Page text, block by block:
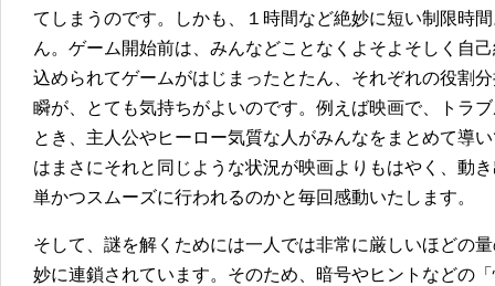
てしまうのです。しかも、１時間など絶妙に短い制限時
ん。ゲーム開始前は、みんなどことなくよそよそしく自
込められてゲームがはじまったとたん、それぞれの役割
瞬が、とても気持ちがよいのです。例えば映画で、トラ
とき、主人公やヒーロー気質な人がみんなをまとめて導
はまさにそれと同じような状況が映画よりもはやく、動
単かつスムーズに行われるのかと毎回感動いたします。
そして、謎を解くためには一人では非常に厳しいほどの
妙に連鎖されています。そのため、暗号やヒントなどの